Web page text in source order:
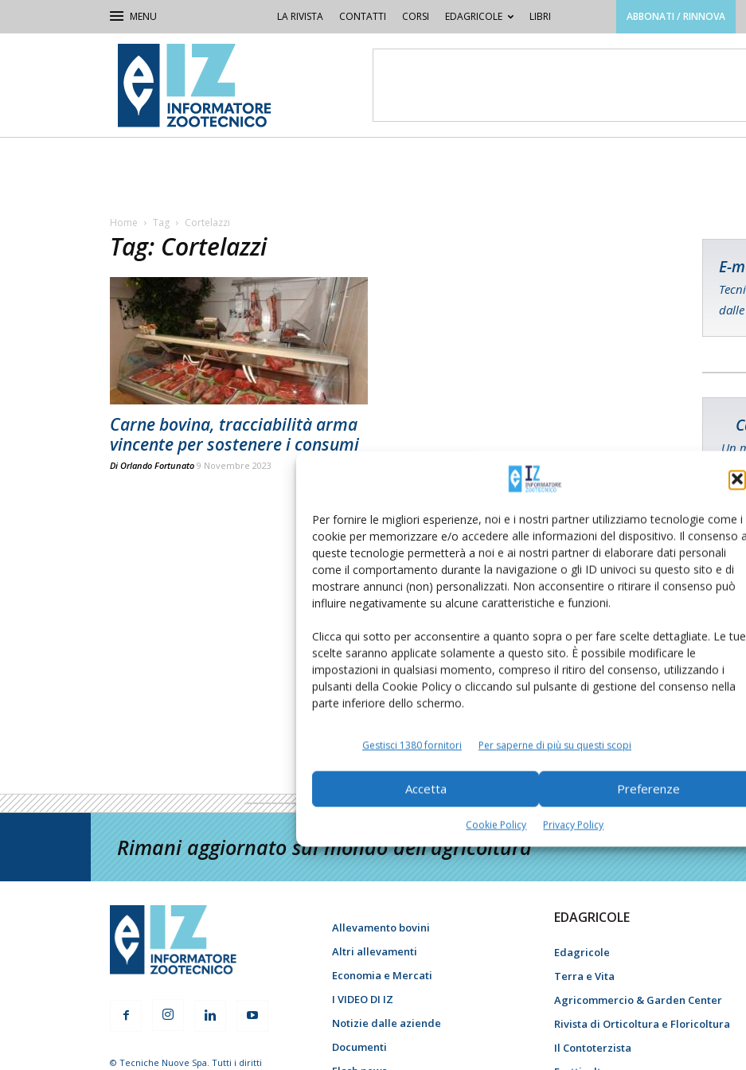
Per fornire le migliori esperienze, noi e i nostri partner utilizziamo tecnologie come i
cookie per memorizzare e/o accedere alle informazioni del dispositivo. Il consenso a
queste tecnologie permetterà a noi e ai nostri partner di elaborare dati personali
come il comportamento durante la navigazione o gli ID univoci su questo sito e di
mostrare annunci (non) personalizzati. Non acconsentire o ritirare il consenso può
influire negativamente su alcune caratteristiche e funzioni.
Clicca qui sotto per acconsentire a quanto sopra o per fare scelte dettagliate. Le tue
scelte saranno applicate solamente a questo sito. È possibile modificare le
impostazioni in qualsiasi momento, compreso il ritiro del consenso, utilizzando i
pulsanti della Cookie Policy o cliccando sul pulsante di gestione del consenso nella
parte inferiore dello schermo.
Gestisci 1380 fornitori Per saperne di più su questi scopi
Accetta Preferenze
Cookie Policy Privacy Policy
LA RIVISTA CONTATTI CORSI EDAGRICOLE LIBRI ABBONATI / RINNOVA
IZ
Informatore
Zootecnico
Home Tag Cortelazzi
Tag: Cortelazzi
Carne bovina, tracciabilità arma
vincente per sostenere i consumi
Di Orlando Fortunato 9 Novembre 2023
E-
Un
I
Rimani aggiornato sul mondo dell’agricoltura
© Tecniche Nuove Spa. Tutti i diritti
Allevamento bovini
Altri allevamenti
Economia e Mercati
I VIDEO DI IZ
Notizie dalle aziende
Documenti
EDAGRICOLE
Edagricole
Terra e Vita
Agricommercio & Garden Center
Rivista di Orticoltura e Floricoltura
Il Contoterzista